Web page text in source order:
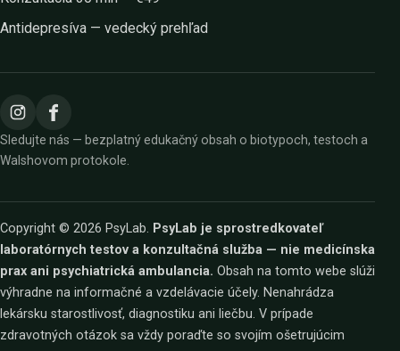
Antidepresíva — vedecký prehľad
Sledujte nás — bezplatný edukačný obsah o biotypoch, testoch a
Walshovom protokole.
Copyright © 2026 PsyLab. PsyLab je sprostredkovateľ
laboratórnych testov a konzultačná služba — nie medicínska
prax ani psychiatrická ambulancia. Obsah na tomto webe slúži
výhradne na informačné a vzdelávacie účely. Nenahrádza
lekársku starostlivosť, diagnostiku ani liečbu. V prípade
zdravotných otázok sa vždy poraďte so svojím ošetrujúcim